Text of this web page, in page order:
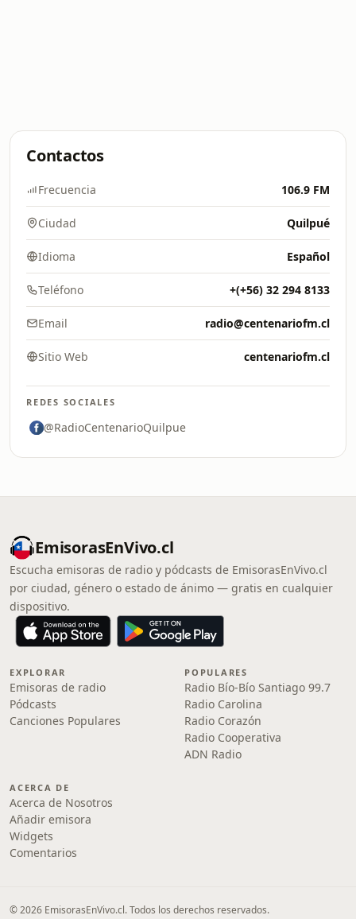
Contactos
Frecuencia 106.9 FM
Ciudad Quilpué
Idioma Español
Teléfono +(+56) 32 294 8133
Email radio@centenariofm.cl
Sitio Web centenariofm.cl
REDES SOCIALES
@RadioCentenarioQuilpue
EmisorasEnVivo.cl
Escucha emisoras de radio y pódcasts de EmisorasEnVivo.cl
por ciudad, género o estado de ánimo — gratis en cualquier
dispositivo.
EXPLORAR
Emisoras de radio
Pódcasts
Canciones Populares
POPULARES
Radio Bío-Bío Santiago 99.7
Radio Carolina
Radio Corazón
Radio Cooperativa
ADN Radio
ACERCA DE
Acerca de Nosotros
Añadir emisora
Widgets
Comentarios
© 2026 EmisorasEnVivo.cl. Todos los derechos reservados.